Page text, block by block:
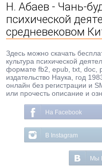
Н. Абаев - Чань-
психической
средневековом
Здесь можно скачать
культура психической
формате fb2, epub, txt, doc,
издательство Наука, год
онлайн без регистрации и
или прочесть описание и
На Facebook
В Instagram
Мы